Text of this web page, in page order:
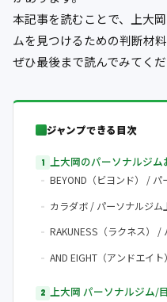
本記事を読むことで、上大
ムを見つけるための判断材
ぜひ最後まで読んでみてくだ
ジャンプできる目次
上大岡のパーソナルジ
BEYOND（ビヨンド） /
カラダボ / パーソナルジム
RAKUNESS（ラクネス）
AND EIGHT（アンドエイ
上大岡 パーソナルジム/